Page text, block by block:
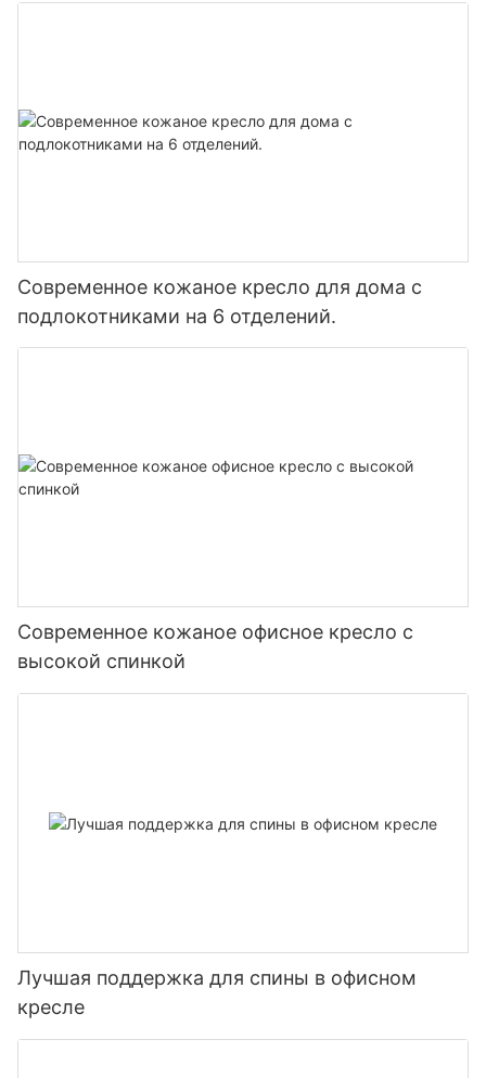
Современное кожаное кресло для дома с
подлокотниками на 6 отделений.
Современное кожаное офисное кресло с
высокой спинкой
Лучшая поддержка для спины в офисном
кресле